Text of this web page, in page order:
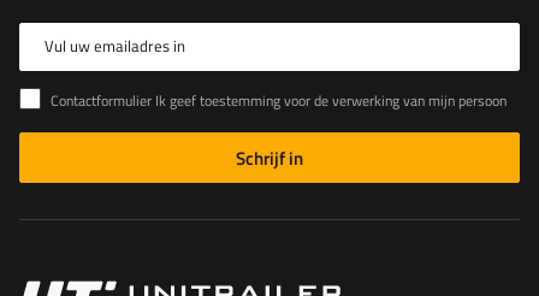
Vul uw emailadres in
Contactformulier Ik geef toestemming voor de verwerking van mijn persoonlijke gegevens in het contactformulier in overeenstemming met de Verordening van het Europees Parlement en de Raad (EU)
Schrijf in